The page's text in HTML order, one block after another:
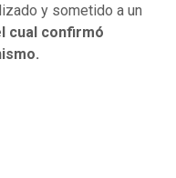
y sometido a un
cual confirmó